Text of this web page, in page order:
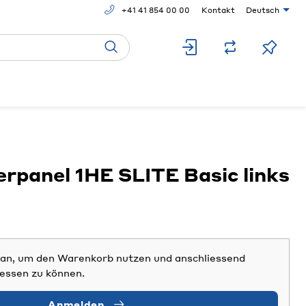
+41 41 854 00 00 Kontakt Deutsch
1HE SLITE Basic links
um den Warenkorb nutzen und anschliessend
zu können.